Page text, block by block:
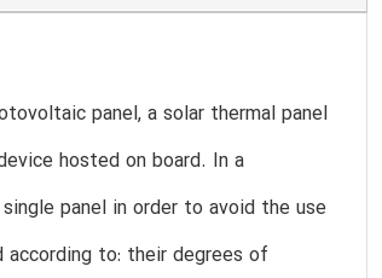
panel, a solar thermal panel
hosted on board. In a
panel in order to avoid the use
to: their degrees of